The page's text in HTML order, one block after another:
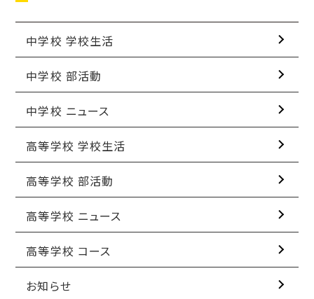
中学校 学校生活
中学校 部活動
中学校 ニュース
高等学校 学校生活
高等学校 部活動
高等学校 ニュース
高等学校 コース
お知らせ